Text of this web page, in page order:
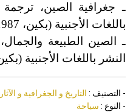
ـ جغرافية الصين،
باللغات الأجنبية (بكين، 1987).
ـ الصين الطبيعة
النشر باللغات الأجنبية (بكين،
- التصنيف : التاريخ و الجغرافية و الآثار
- النوع : سياحة